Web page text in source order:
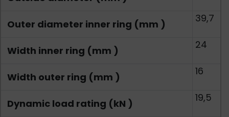
Outer diameter inner ring (mm ) 39,7
Width inner ring (mm ) 24
Width outer ring (mm ) 16
Dynamic load rating (kN ) 19,5